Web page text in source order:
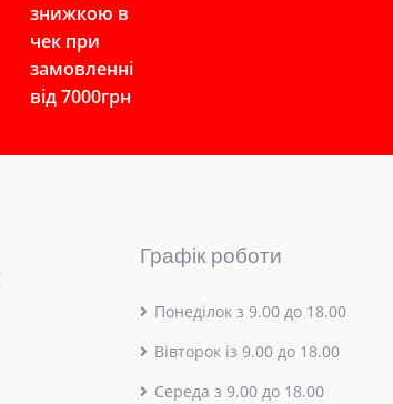
знижкою в
чек при
замовленні
від 7000грн
Графік роботи
Понеділок з 9.00 до 18.00
Вівторок із 9.00 до 18.00
Середа з 9.00 до 18.00